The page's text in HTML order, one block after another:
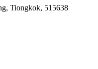
Tiongkok, 515638